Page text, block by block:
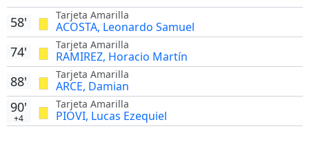
Tarjeta Amarilla
ACOSTA, Leonardo Samuel
58'
Tarjeta Amarilla
RAMIREZ, Horacio Martín
74'
Tarjeta Amarilla
ARCE, Damian
88'
Tarjeta Amarilla
PIOVI, Lucas Ezequiel
90'
+4